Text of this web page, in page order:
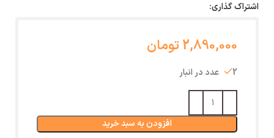
اشتراک گذاری:
2,890,000 تومان
2 عدد در انبار
افزودن به سبد خرید